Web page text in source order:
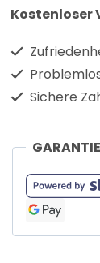
Kostenloser
Sichere